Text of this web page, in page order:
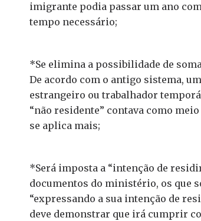
imigrante podia passar um ano
tempo necessário;
*Se elimina a possibilidade de
De acordo com o antigo sistema,
estrangeiro ou trabalhador
“não residente” contava como
se aplica mais;
*Será imposta a “intenção de
documentos do ministério, os que
“expressando a sua intenção de
deve demonstrar que irá cumprir